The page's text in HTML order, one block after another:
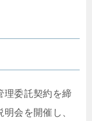
理委託契約を締
会を開催し、